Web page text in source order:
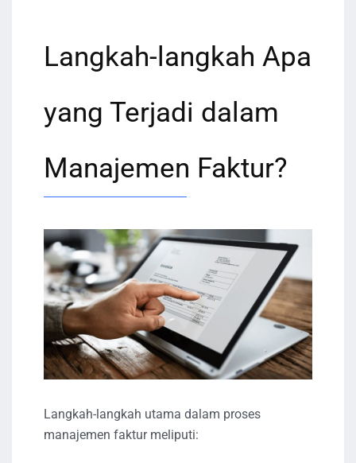
Langkah-langkah Apa
yang Terjadi dalam
Manajemen Faktur?
Langkah-langkah utama dalam proses
manajemen faktur meliputi: